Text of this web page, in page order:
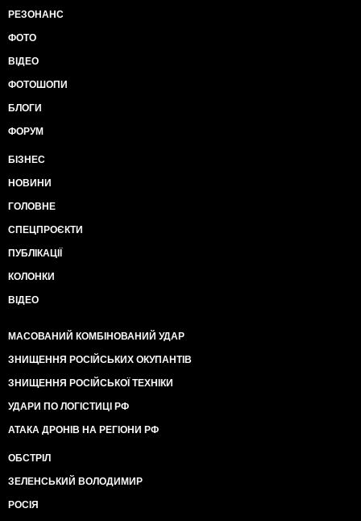
РЕЗОНАНС
ФОТО
ВІДЕО
ФОТОШОПИ
БЛОГИ
ФОРУМ
БІЗНЕС
НОВИНИ
ГОЛОВНЕ
СПЕЦПРОЄКТИ
ПУБЛІКАЦІЇ
КОЛОНКИ
ВІДЕО
МАСОВАНИЙ КОМБІНОВАНИЙ УДАР
ЗНИЩЕННЯ РОСІЙСЬКИХ ОКУПАНТІВ
ЗНИЩЕННЯ РОСІЙСЬКОЇ ТЕХНІКИ
УДАРИ ПО ЛОГІСТИЦІ РФ
АТАКА ДРОНІВ НА РЕГІОНИ РФ
ОБСТРІЛ
ЗЕЛЕНСЬКИЙ ВОЛОДИМИР
РОСІЯ